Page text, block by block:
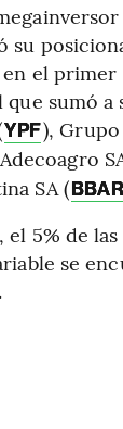
su
el
sumó a
YPF),
SA (BBAR
el 5% de
se